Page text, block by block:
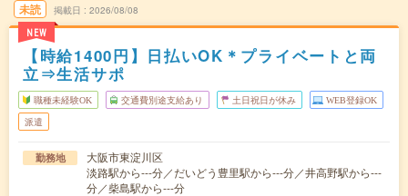
未読
NEW
掲載日 2026/08/08
【時給1400円】日払いOK＊プライベートと両
立⇒生活サポ
職種未経験OK 交通費別途支給あり 土日祝日が休み WEB登録OK
派遣
勤務地
大阪市東淀川区
淡路駅から---分／だいどう豊里駅から---分／井高野駅から---
分／柴島駅から---分